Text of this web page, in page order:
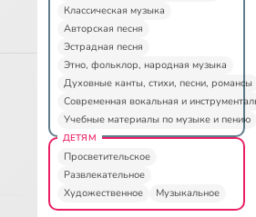
Классическая музыка
Авторская песня
Эстрадная песня
Этно, фольклор, народная музыка
Духовные канты, стихи, песни, романсы
Современная вокальная и
Учебные материалы по музыке и пению
ДЕТЯМ
Просветительское
Развлекательное
Художественное
Музыкальное